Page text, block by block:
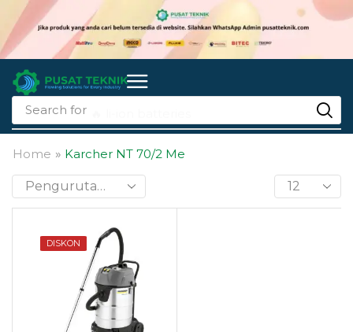
Search for
Home » Karcher NT 70/2 Me
DISKON